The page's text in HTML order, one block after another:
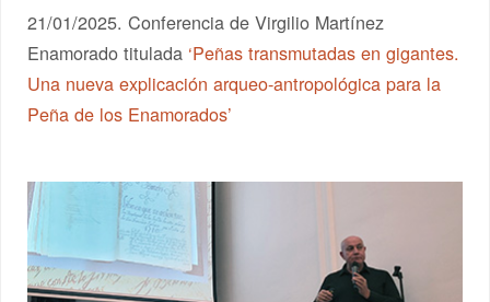
21/01/2025. Conferencia de Virgilio Martínez
Enamorado titulada ‘Peñas transmutadas en gigantes.
Una nueva explicación arqueo-antropológica para la
Peña de los Enamorados’